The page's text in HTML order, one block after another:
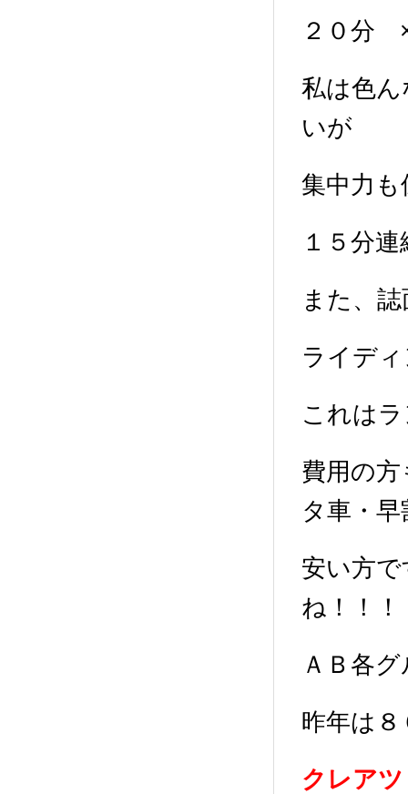
２０分
私は色
いが
集中力
１５分
また、
ライデ
これは
費用の
タ車・
安い方
ね！！！
ＡＢ各
昨年は
クレア